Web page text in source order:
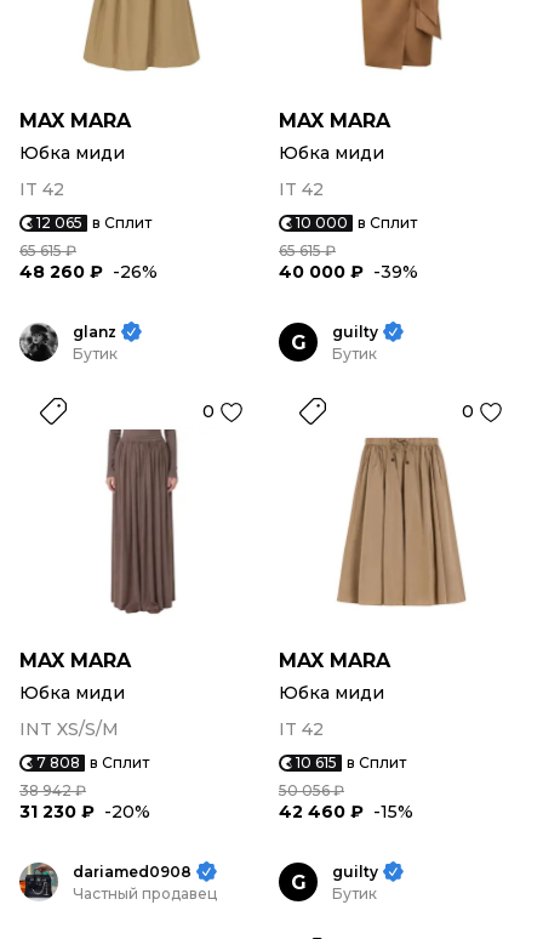
MAX MARA
Юбка миди
IT 42
12 065 в Сплит
65 615 ₽
48 260 ₽ -26%
MAX MARA
Юбка миди
IT 42
10 000 в Сплит
65 615 ₽
40 000 ₽ -39%
glanz
Бутик
0
MAX MARA
Юбка миди
INT XS/S/M
7 808 в Сплит
38 942 ₽
31 230 ₽ -20%
G
guilty
Бутик
0
MAX MARA
Юбка миди
IT 42
10 615 в Сплит
50 056 ₽
42 460 ₽ -15%
dariamed0908
Частный продавец
G
guilty
Бутик